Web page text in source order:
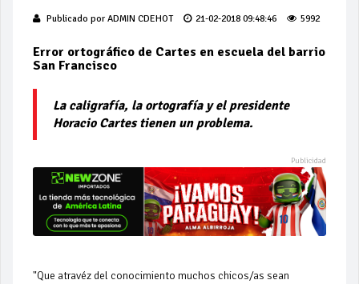
Publicado por ADMIN CDEHOT 21-02-2018 09:48:46 5992
Error ortográfico de Cartes en escuela del barrio
San Francisco
La caligrafía, la ortografía y el presidente
Horacio Cartes tienen un problema.
"Que atravéz del conocimiento muchos chicos/as sean